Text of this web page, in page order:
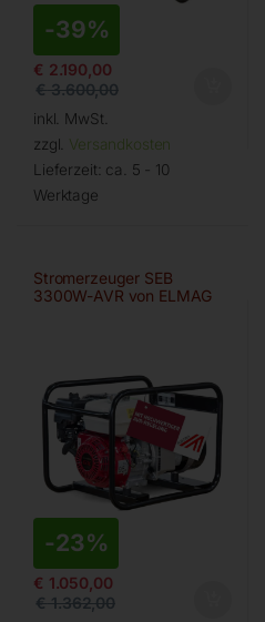
-39%
€ 2.190,00
€3.600,00
inkl. MwSt.
zzgl. Versandkosten
Lieferzeit: ca. 5 - 10
Werktage
Stromerzeuger SEB
3300W-AVR von ELMAG
-23%
€ 1.050,00
€1.362,00